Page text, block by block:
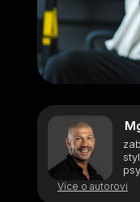
Více o autorovi